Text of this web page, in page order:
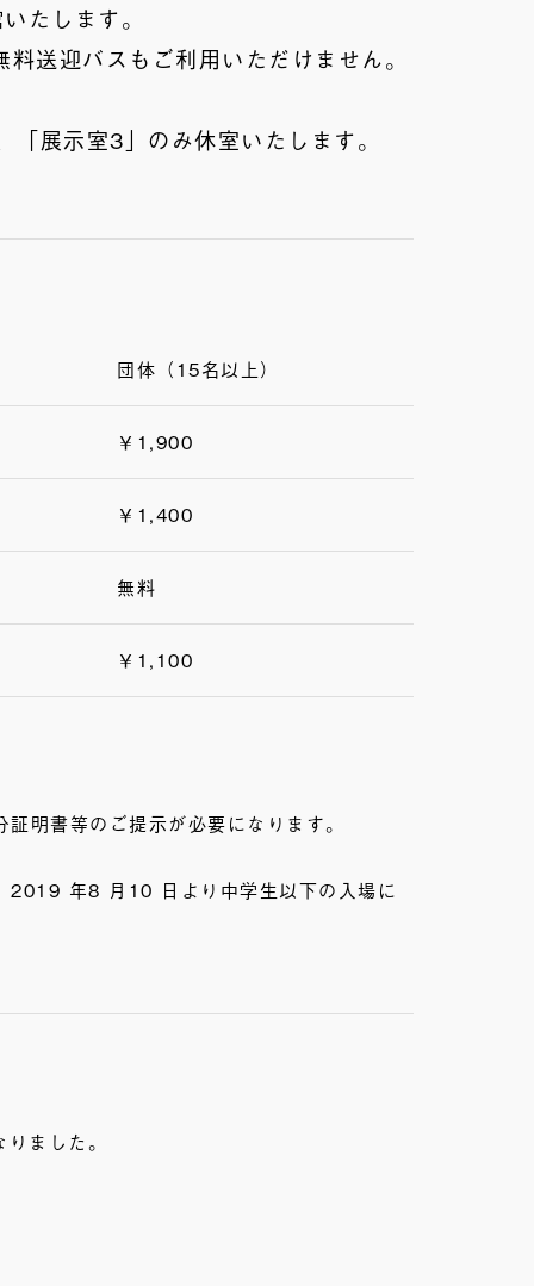
たします。
送迎バスもご利用いただけません。
展示室3」のみ休室いたします。
団体（15名以上）
￥1,900
￥1,400
無料
￥1,100
明書等のご提示が必要になります。
2019 年8 月10 日より中学生以下の入場に
ました。